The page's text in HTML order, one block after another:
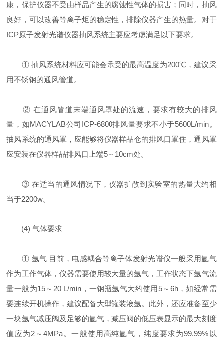
康，保护仪器不受由样品产生的腐蚀性气体的损害；同时，抽风
良好，可以改善等离子炬的稳定性，排除仪器产生的热量。对于
ICP原子发射光谱仪器抽风系统主要应考虑满足以下要求。
① 抽风系统材料应可能会承受的最高温度为200℃，建议采
用不锈钢的通风管道。
② 在通风管道末端通风罩处的流速，要求有较大的排风
量，如MACYLAB公司ICP-6800排风量要求不小于5600L/min。
抽风系统的通风罩，应能够将仪器样品仓的排风口罩住，通风罩
应安装在仪器样品排风口上端5～10cm处。
③ 在适当的通风情况下，仪器扩散到实验室的热量大约相
当于2200w。
(4) 气体要求
① 氩气 目前，电感耦合等离子体发射光谱仪一般采用氩气
作为工作气体，仪器需要使用较大量的氩气，工作状态下氩气流
量一般为15～20 L/min，一钢瓶氩气大约使用5～6h，如经常需
要连续开机操作，建议配备大型罐装液氩。此外，还应准备至少
一块氩气减压阀及足够的氩气，减压阀的低压表显示的最大刻度
值应为2～4MPa。一般使用高纯氩气，纯度要求为99.99%以